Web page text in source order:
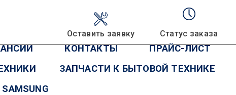
Оставить заявку
Статус заказа
КОНТАКТЫ
ПРАЙС-ЛИСТ
ЗАПЧАСТИ К БЫТОВОЙ ТЕХНИКЕ